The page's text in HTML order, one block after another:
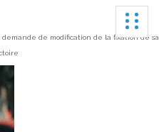
de modification de la fixation de sa